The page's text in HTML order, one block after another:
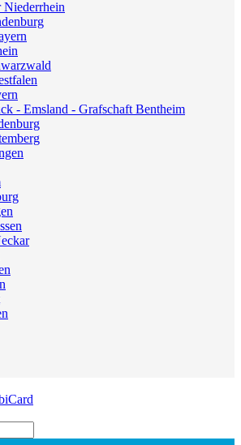
- Emsland - Grafschaft Bentheim